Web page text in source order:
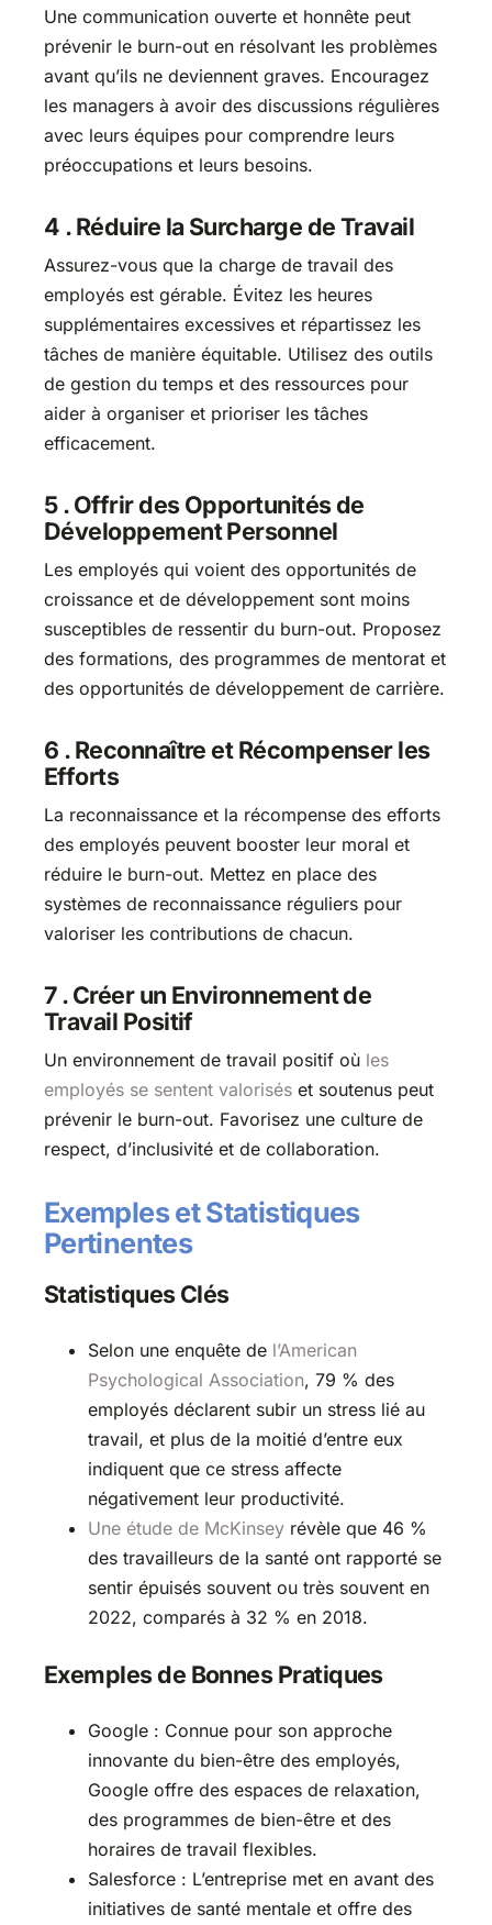
Une communication ouverte et honnête peut
prévenir le burn-out en résolvant les problèmes
avant qu’ils ne deviennent graves. Encouragez
les managers à avoir des discussions régulières
avec leurs équipes pour comprendre leurs
préoccupations et leurs besoins.
4 . Réduire la Surcharge de Travail
Assurez-vous que la charge de travail des
employés est gérable. Évitez les heures
supplémentaires excessives et répartissez les
tâches de manière équitable. Utilisez des outils
de gestion du temps et des ressources pour
aider à organiser et prioriser les tâches
efficacement.
5 . Offrir des Opportunités de
Développement Personnel
Les employés qui voient des opportunités de
croissance et de développement sont moins
susceptibles de ressentir du burn-out. Proposez
des formations, des programmes de mentorat et
des opportunités de développement de carrière.
6 . Reconnaître et Récompenser les
Efforts
La reconnaissance et la récompense des efforts
des employés peuvent booster leur moral et
réduire le burn-out. Mettez en place des
systèmes de reconnaissance réguliers pour
valoriser les contributions de chacun.
7 . Créer un Environnement de
Travail Positif
Un environnement de travail positif où les
employés se sentent valoriséset soutenus peut
prévenir le burn-out. Favorisez une culture de
respect, d’inclusivité et de collaboration.
Exemples et Statistiques
Pertinentes
Statistiques Clés
Selon une enquête de l’American
Psychological Association, 79 % des
employés déclarent subir un stress lié au
travail, et plus de la moitié d’entre eux
indiquent que ce stress affecte
négativement leur productivité.
Une étude de McKinseyrévèle que 46 %
des travailleurs de la santé ont rapporté se
sentir épuisés souvent ou très souvent en
2022, comparés à 32 % en 2018.
Exemples de Bonnes Pratiques
Google : Connue pour son approche
innovante du bien-être des employés,
Google offre des espaces de relaxation,
des programmes de bien-être et des
horaires de travail flexibles.
Salesforce : L’entreprise met en avant des
initiatives de santé mentale et offre des